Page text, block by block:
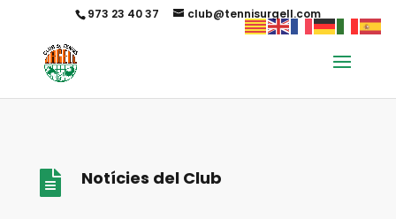
973 23 40 37 club@tennisurgell.com
 Notícies del Club